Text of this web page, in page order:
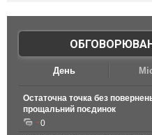
День
Остаточна точка без
прощальний поєдинок
0